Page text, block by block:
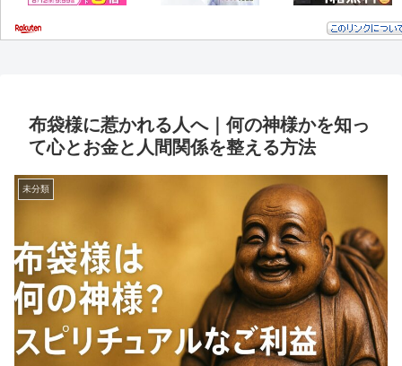
布袋様に惹かれる人へ｜何の神様かを知っ
て心とお金と人間関係を整える方法
未分類